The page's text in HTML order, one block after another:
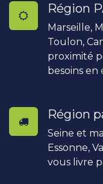
Région
Marseille,
Toulon,
proximité
besoins en
Région
Seine et
Essonne,
vous livre